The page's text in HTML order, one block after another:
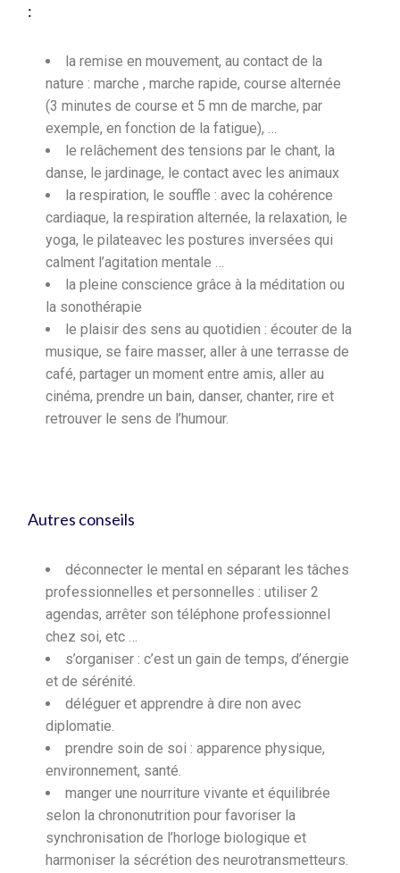
:
la remise en mouvement, au contact de la
nature : marche , marche rapide, course alternée
(3 minutes de course et 5 mn de marche, par
exemple, en fonction de la fatigue), …
le relâchement des tensions par le chant, la
danse, le jardinage, le contact avec les animaux
la respiration, le souffle : avec la cohérence
cardiaque, la respiration alternée, la relaxation, le
yoga, le pilateavec les postures inversées qui
calment l’agitation mentale …
la pleine conscience grâce à la méditation ou
la sonothérapie
le plaisir des sens au quotidien : écouter de la
musique, se faire masser, aller à une terrasse de
café, partager un moment entre amis, aller au
cinéma, prendre un bain, danser, chanter, rire et
retrouver le sens de l’humour.
Autres conseils
déconnecter le mental en séparant les tâches
professionnelles et personnelles : utiliser 2
agendas, arrêter son téléphone professionnel
chez soi, etc …
s’organiser : c’est un gain de temps, d’énergie
et de sérénité.
déléguer et apprendre à dire non avec
diplomatie.
prendre soin de soi : apparence physique,
environnement, santé.
manger une nourriture vivante et équilibrée
selon la chrononutrition pour favoriser la
synchronisation de l’horloge biologique et
harmoniser la sécrétion des neurotransmetteurs.